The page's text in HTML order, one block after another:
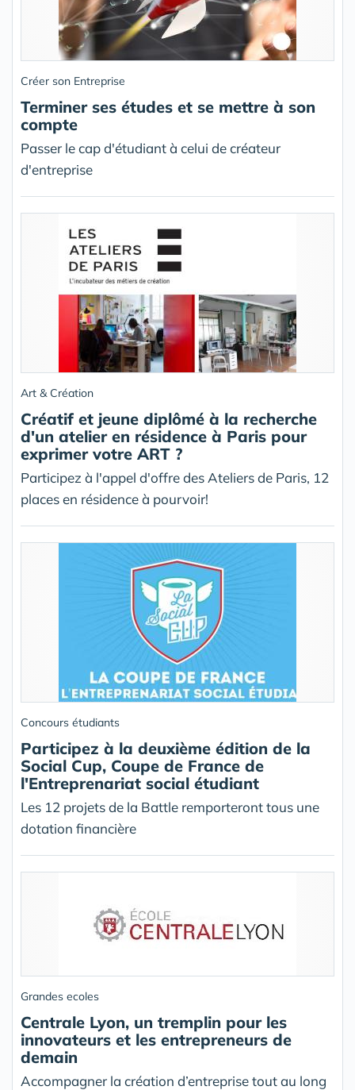
Créer son Entreprise
Terminer ses études et se mettre à son
compte
Passer le cap d'étudiant à celui de créateur
d'entreprise
Art & Création
Créatif et jeune diplômé à la recherche
d'un atelier en résidence à Paris pour
exprimer votre ART ?
Participez à l'appel d'offre des Ateliers de Paris, 12
places en résidence à pourvoir!
Concours étudiants
Participez à la deuxième édition de la
Social Cup, Coupe de France de
l'Entreprenariat social étudiant
Les 12 projets de la Battle remporteront tous une
dotation financière
Grandes ecoles
Centrale Lyon, un tremplin pour les
innovateurs et les entrepreneurs de
demain
Accompagner la création d’entreprise tout au long